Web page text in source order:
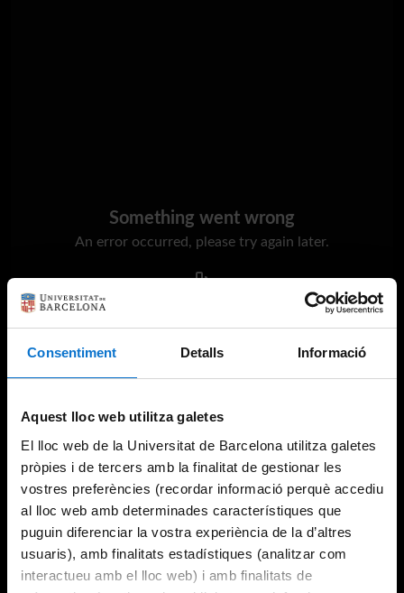
Consentiment Detalls Informació
Aquest lloc web utilitza galetes
El lloc web de la Universitat de Barcelona utilitza galetes
pròpies i de tercers amb la finalitat de gestionar les
vostres preferències (recordar informació perquè accediu
al lloc web amb determinades característiques que
puguin diferenciar la vostra experiència de la d’altres
usuaris), amb finalitats estadístiques (analitzar com
interactueu amb el lloc web) i amb finalitats de
Something went wrong
An error occurred, please try again later.